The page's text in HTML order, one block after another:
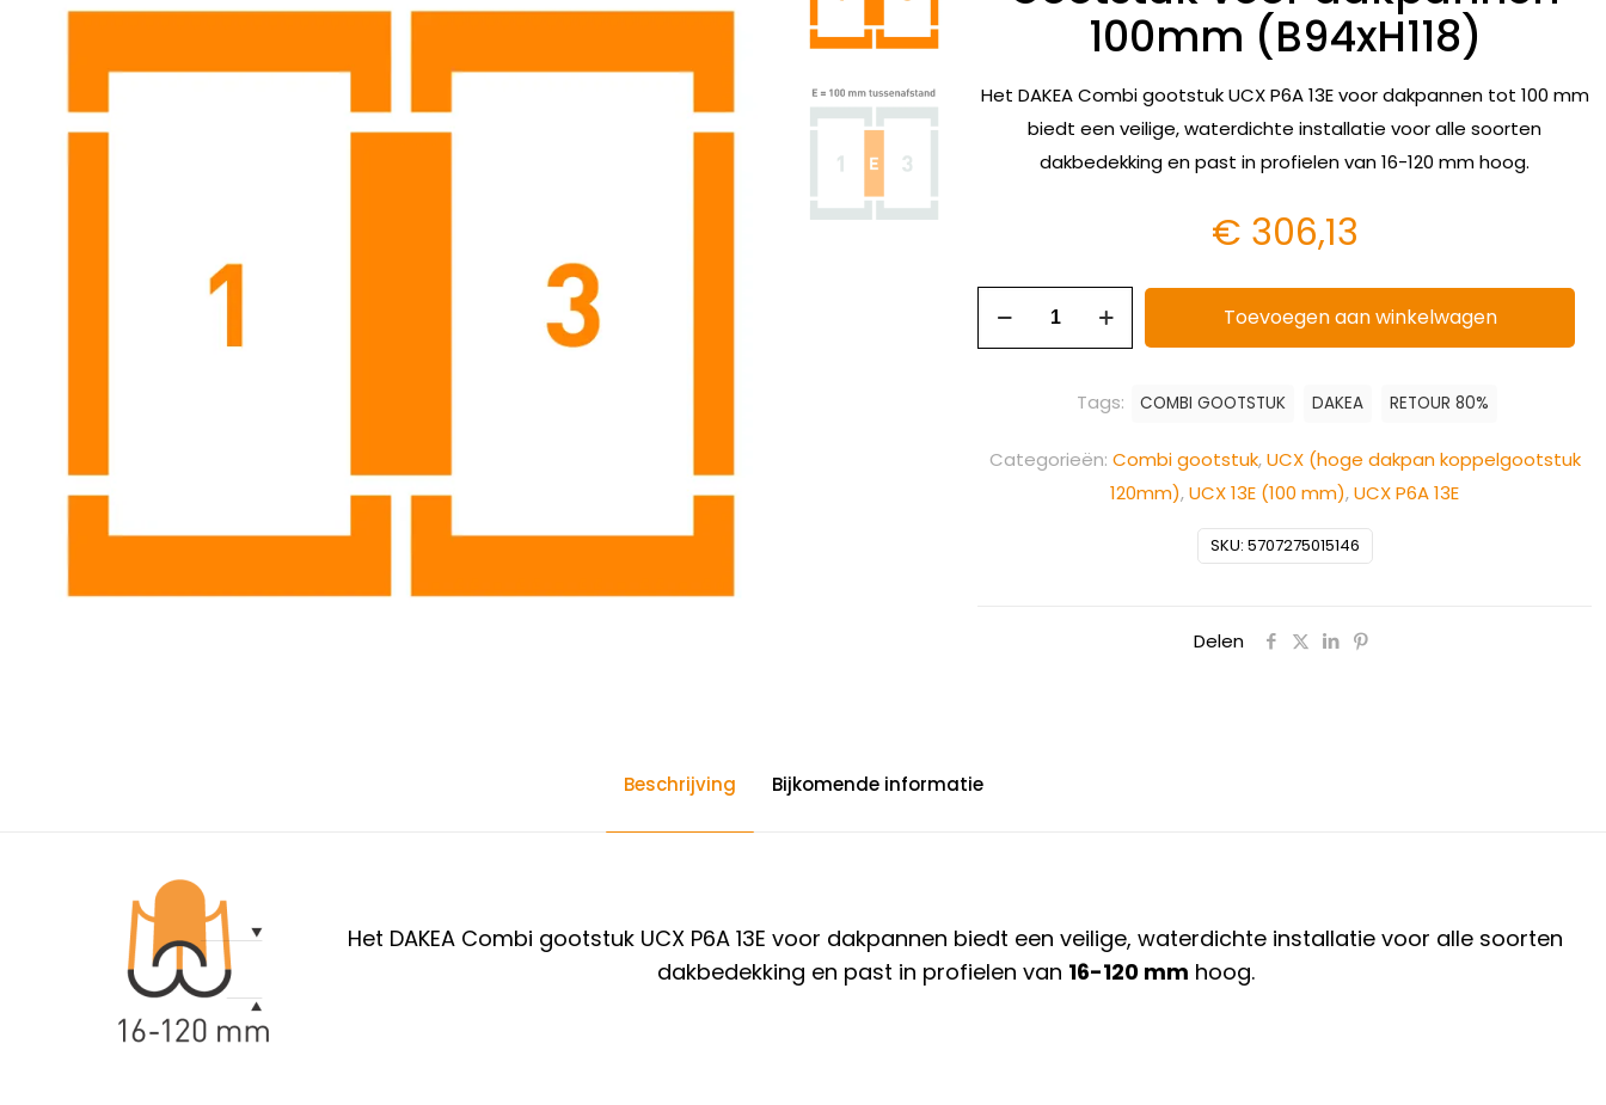
100mm (B94xH118)
Het DAKEA Combi gootstuk UCX P6A 13E voor dakpannen tot 100 mm
biedt een veilige, waterdichte installatie voor alle soorten
dakbedekking en past in profielen van 16-120 mm hoog.
€ 306,13
Toevoegen aan winkelwagen
SKU: 5707275015146
Categorieën: Combi gootstuk,UCX (hoge dakpan koppelgootstuk
120mm),UCX 13E (100 mm),UCX P6A 13E
Tags: COMBI GOOTSTUK DAKEA RETOUR 80%
Delen
Beschrijving Bijkomende informatie
Het DAKEA Combi gootstuk UCX P6A 13E voor dakpannen biedt een veilige, waterdichte installatie voor alle soorten
dakbedekking en past in profielen van 16-120 mm hoog.